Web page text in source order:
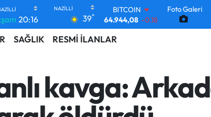
20:16 39°
BITCOIN
64.944,08
-0.18
DOLAR
47,7436
0.38
GRAM ALTIN
6660.55
0.03
BİST100
Foto Galeri
SAĞLIK RESMİ İLANLAR
kavga: